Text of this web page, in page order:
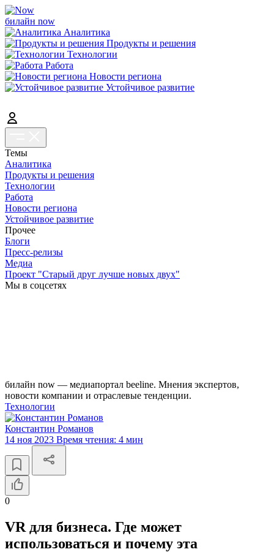
билайн now
Аналитика
Продукты и решения
Технологии
Работа
Новости региона
Устойчивое развитие
Темы
Аналитика
Продукты и решения
Технологии
Работа
Новости региона
Устойчивое развитие
Прочее
Блоги
Пресс-релизы
Медиа
Проект "Старый друг лучше новых двух"
Мы в соцсетях
билайн now — медиапортал beeline. Мнения экспертов,
новости компании и отраслевые тенденции.
Технологии
Константин Романов
14 ноя 2023 Время чтения: 4 мин
0
VR для бизнеса. Где может
использоваться и почему эта